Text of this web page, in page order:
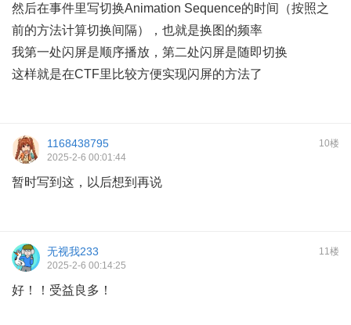
然后在事件里写切换Animation Sequence的时间（按照之
前的方法计算切换间隔），也就是换图的频率
我第一处闪屏是顺序播放，第二处闪屏是随即切换
这样就是在CTF里比较方便实现闪屏的方法了
10楼
1168438795
2025-2-6 00:01:44
暂时写到这，以后想到再说
11楼
无视我233
2025-2-6 00:14:25
好！！受益良多！